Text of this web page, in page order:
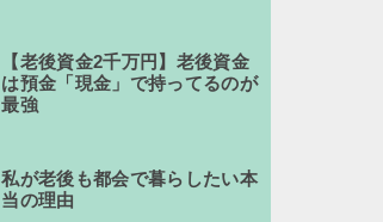
【老後資金2千万円】老後資金
は預金「現金」で持ってるのが
最強
私が老後も都会で暮らしたい本
当の理由